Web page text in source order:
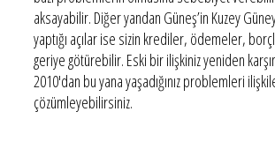
aksayabilir. Diğer yandan Güneş’in Kuzey
yaptığı açılar ise sizin krediler, ödemeler,
geriye götürebilir. Eski bir ilişkiniz yeniden
2010'dan bu yana yaşadığınız problemleri
çözümleyebilirsiniz.